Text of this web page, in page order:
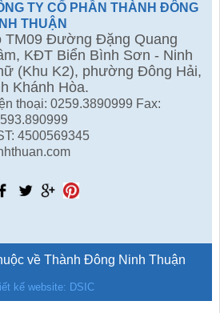
TY CỔ PHẦN THÀNH ĐÔNG
THUẬN
TM09 Đường Đặng Quang
KĐT Biển Bình Sơn - Ninh
(Khu K2), phường Đông Hải,
Khánh Hòa.
thoại: 0259.3890999 Fax:
4500569345
về Thành Đông Ninh Thuận
kế website: DSIC